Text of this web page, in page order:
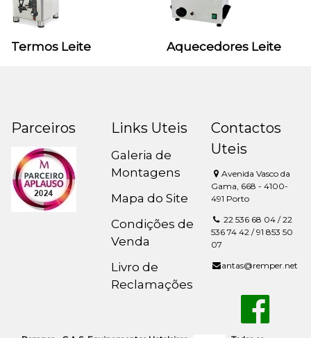
Termos Leite Aquecedores Leite
Parceiros Links Uteis
Galeria de
Montagens
Mapa do Site
Condições de
Venda
Livro de
Reclamações
Contactos
Uteis
Avenida Vasco da
Gama, 668 - 4100-
491 Porto
22 536 68 04 / 22
536 74 42 / 91 853 50
07
antas@remper.net